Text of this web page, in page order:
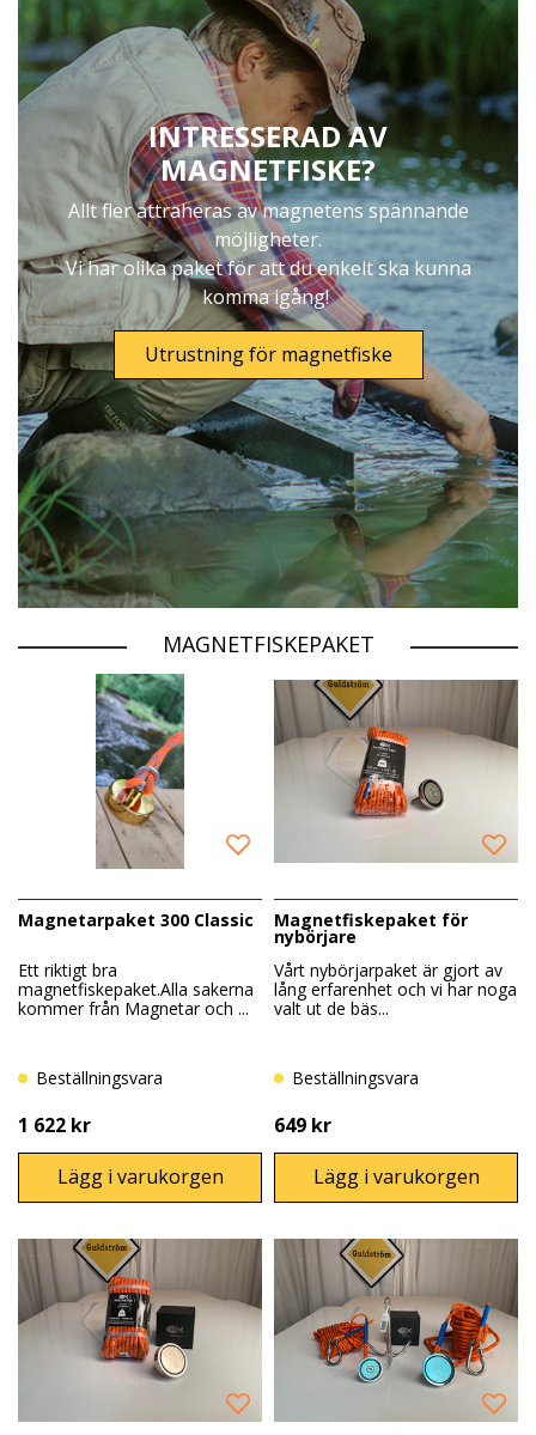
INTRESSERAD AV
MAGNETFISKE?
Allt fler attraheras av magnetens spännande
möjligheter.
Vi har olika paket för att du enkelt ska kunna
komma igång!
Utrustning för magnetfiske
MAGNETFISKEPAKET
Magnetarpaket 300 Classic
Ett riktigt bra
magnetfiskepaket.Alla sakerna
kommer från Magnetar och ...
Beställningsvara
1 622 kr
Lägg i varukorgen
Magnetfiskepaket för
nybörjare
Vårt nybörjarpaket är gjort av
lång erfarenhet och vi har noga
valt ut de bäs...
Beställningsvara
649 kr
Lägg i varukorgen